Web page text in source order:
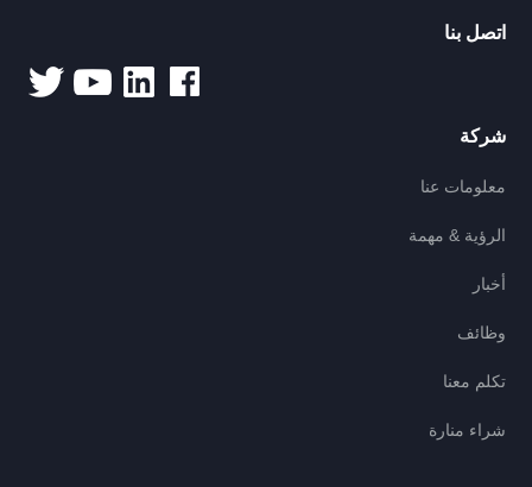
اتصل بنا
شركة
معلومات عنا
الرؤية & مهمة
أخبار
وظائف
تكلم معنا
شراء منارة